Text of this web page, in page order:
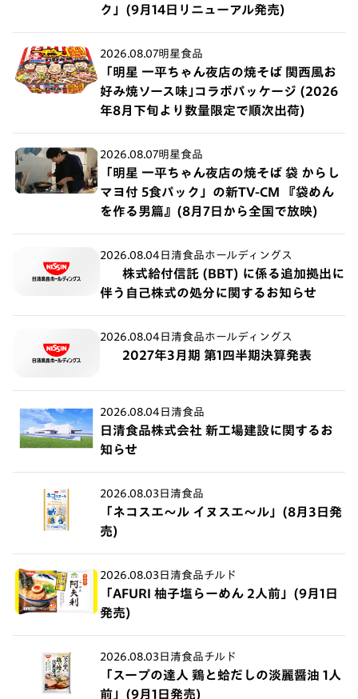
ク」(9月14日リニューアル発売)
2026.08.07明星食品
「明星 一平ちゃん夜店の焼そば 関西風お
好み焼ソース味｣コラボパッケージ (2026
年8月下旬より数量限定で順次出荷)
2026.08.07明星食品
「明星 一平ちゃん夜店の焼そば 袋 からし
マヨ付 5食パック」の新TV-CM 『袋めん
を作る男篇』(8月7日から全国で放映)
2026.08.04 日清食品ホールディングス
株式給付信託 (BBT) に係る追加拠出に
伴う自己株式の処分に関するお知らせ
2026.08.04 日清食品ホールディングス
2027年3月期 第1四半期決算発表
2026.08.04 日清食品
日清食品株式会社 新工場建設に関するお
知らせ
2026.08.03 日清食品
「ネコスエ～ル イヌスエ～ル」(8月3日発
売)
2026.08.03 日清食品チルド
「AFURI 柚子塩らーめん 2人前」(9月1日
発売)
2026.08.03 日清食品チルド
「スープの達人 鶏と蛤だしの淡麗醤油 1人
前」(9月1日発売)